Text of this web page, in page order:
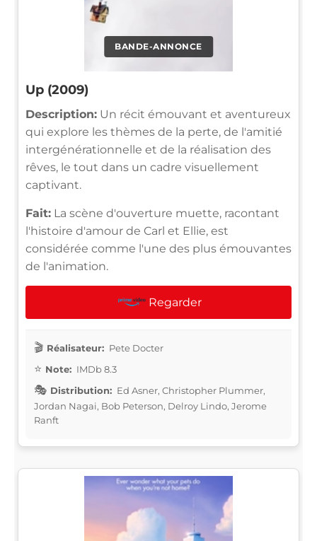
BANDE-ANNONCE
Up (2009)
Description: Un récit émouvant et aventureux
qui explore les thèmes de la perte, de l'amitié
intergénérationnelle et de la réalisation des
rêves, le tout dans un cadre visuellement
captivant.
Fait: La scène d'ouverture muette, racontant
l'histoire d'amour de Carl et Ellie, est
considérée comme l'une des plus émouvantes
de l'animation.
Regarder
Réalisateur: Pete Docter
Note: IMDb 8.3
Distribution: Ed Asner, Christopher Plummer,
Jordan Nagai, Bob Peterson, Delroy Lindo, Jerome
Ranft